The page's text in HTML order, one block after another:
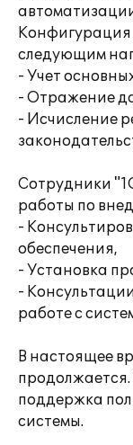
Конфигурация
следующим
- Учет
- Отражение
- Исчисление
Сотрудники
работы по
-
обеспечения,
- Установка
-
работе с
В настоящее
поддержка
системы.